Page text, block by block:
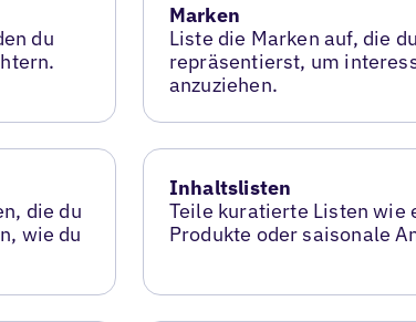
du
Marken
Liste die Marken auf, die
repräsentierst, um
anzuziehen.
die du
wie du
Inhaltslisten
Teile kuratierte Listen wie
Produkte oder saisonale